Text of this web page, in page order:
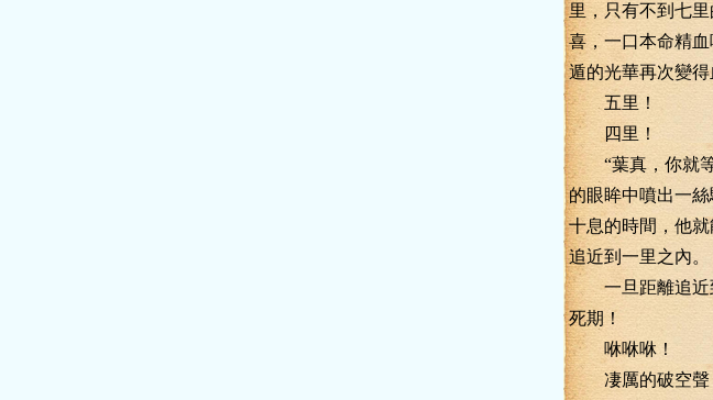
里，只有不到七
喜，一口本命精
遁的光華再次變得
五里！
四里！
“葉真，你就等
的眼眸中噴出一
十息的時間，他
追近到一里之內。
一旦距離追近到
死期！
咻咻咻！
凄厲的破空聲